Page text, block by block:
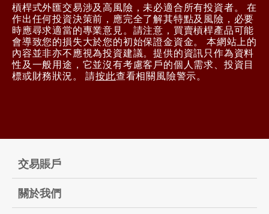
槓桿式外匯交易涉及高風險，未必適合所有投資者。 在
作出任何投資決策前，應完全了解其特點及風險，必要
時應尋求適當的專業意見。請注意，買賣槓桿產品可能
會導致您的損失大於您的初始保證金資金。 本網站上的
內容並非亦不應視為投資建議。提供的資訊只作為資料
性及一般用途，它並沒有考慮客戶的個人需求、投資目
標或財務狀況。 請按此查看相關風險警示。
交易賬戶
關於我們